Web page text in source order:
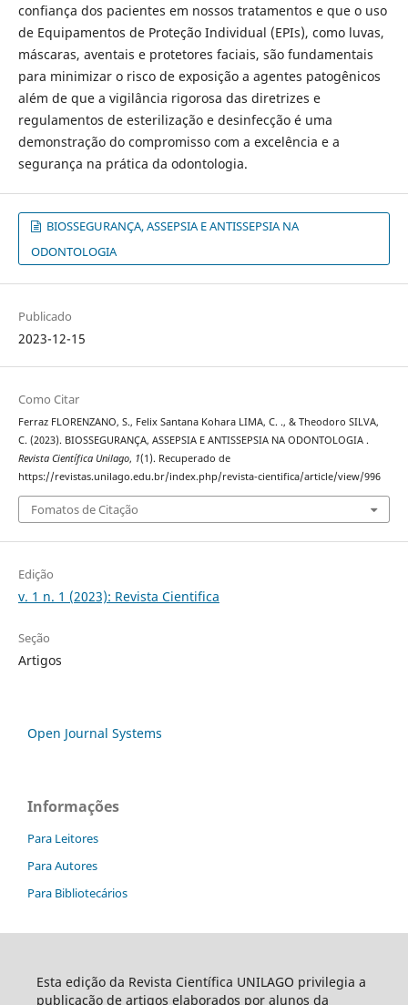
confiança dos pacientes em nossos tratamentos e que o uso
de Equipamentos de Proteção Individual (EPIs), como luvas,
máscaras, aventais e protetores faciais, são fundamentais
para minimizar o risco de exposição a agentes patogênicos
além de que a vigilância rigorosa das diretrizes e
regulamentos de esterilização e desinfecção é uma
demonstração do compromisso com a excelência e a
segurança na prática da odontologia.
BIOSSEGURANÇA, ASSEPSIA E ANTISSEPSIA NA
ODONTOLOGIA
Publicado
2023-12-15
Como Citar
Ferraz FLORENZANO, S., Felix Santana Kohara LIMA, C. ., & Theodoro SILVA,
C. (2023). BIOSSEGURANÇA, ASSEPSIA E ANTISSEPSIA NA ODONTOLOGIA .
Revista Científica Unilago, 1(1). Recuperado de
https://revistas.unilago.edu.br/index.php/revista-cientifica/article/view/996
Fomatos de Citação
Edição
v. 1 n. 1 (2023): Revista Cientifica
Seção
Artigos
Open Journal Systems
Informações
Para Leitores
Para Autores
Para Bibliotecários
Esta edição da Revista Científica UNILAGO privilegia a
publicação de artigos elaborados por alunos da